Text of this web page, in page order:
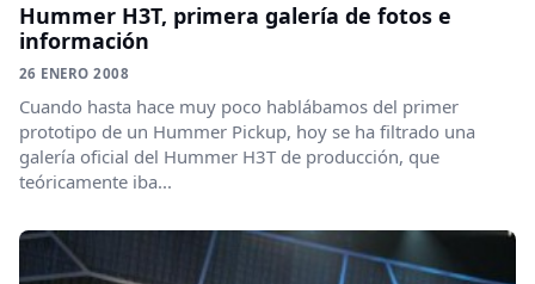
Hummer H3T, primera galería de fotos e
información
26 ENERO 2008
Cuando hasta hace muy poco hablábamos del primer
prototipo de un Hummer Pickup, hoy se ha filtrado una
galería oficial del Hummer H3T de producción, que
teóricamente iba...